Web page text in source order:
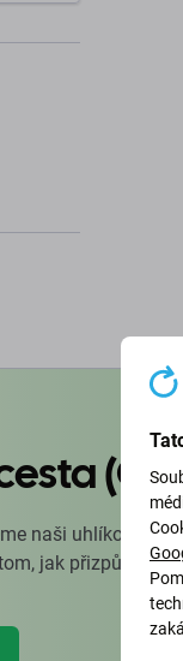
naši uhlíkovou
jak